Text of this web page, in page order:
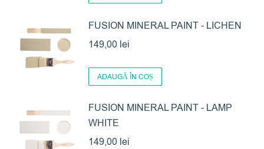
FUSION MINERAL PAINT - LICHEN
149,00 lei
ADAUGĂ ÎN COȘ
FUSION MINERAL PAINT - LAMP
WHITE
149,00 lei